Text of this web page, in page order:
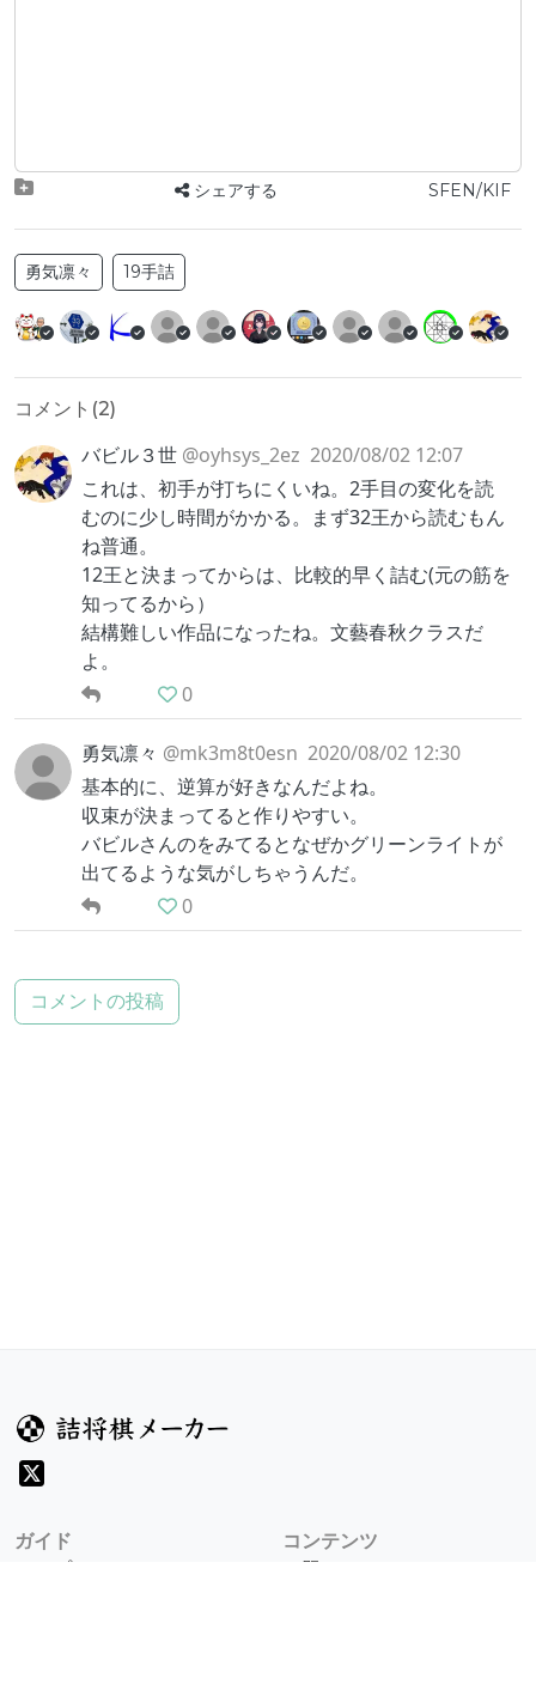
シェアする SFEN/KIF
勇気凛々 19手詰
コメント(2)
バビル３世 @oyhsys_2ez 2020/08/02 12:07
これは、初手が打ちにくいね。2手目の変化を読
むのに少し時間がかかる。まず32王から読むもん
ね普通。
12王と決まってからは、比較的早く詰む(元の筋を
知ってるから）
結構難しい作品になったね。文藝春秋クラスだ
よ。
0
勇気凛々 @mk3m8t0esn 2020/08/02 12:30
基本的に、逆算が好きなんだよね。
収束が決まってると作りやすい。
バビルさんのをみてるとなぜかグリーンライトが
出てるような気がしちゃうんだ。
0
コメントの投稿
ガイド
ヘルプ
コンテンツ
お題